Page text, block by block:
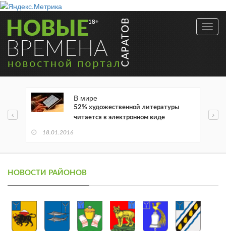
В мире
52% художественной литературы
читается в электронном виде
18.01.2016
НОВОСТИ РАЙОНОВ